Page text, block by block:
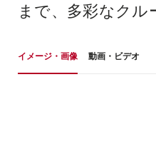
まで、多彩なクル
イメージ・画像 動画・ビデオ